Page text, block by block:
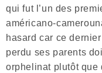
qui fut l’un des
américano-
hasard car ce
perdu ses parents
orphelinat plutôt que